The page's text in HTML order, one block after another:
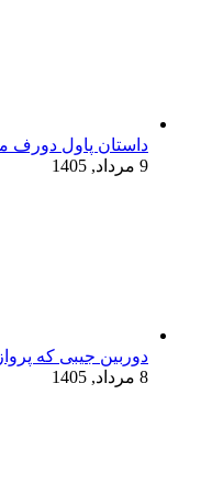
داستان پاول دورف
9 مرداد, 1405
دوربین جیبی که
8 مرداد, 1405